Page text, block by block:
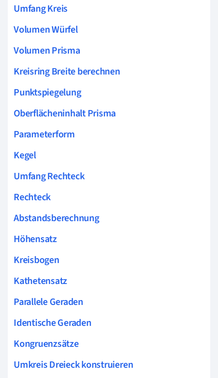
Umfang Kreis
Volumen Würfel
Volumen Prisma
Kreisring Breite berechnen
Punktspiegelung
Oberflächeninhalt Prisma
Parameterform
Kegel
Umfang Rechteck
Rechteck
Abstandsberechnung
Höhensatz
Kreisbogen
Kathetensatz
Parallele Geraden
Identische Geraden
Kongruenzsätze
Umkreis Dreieck konstruieren